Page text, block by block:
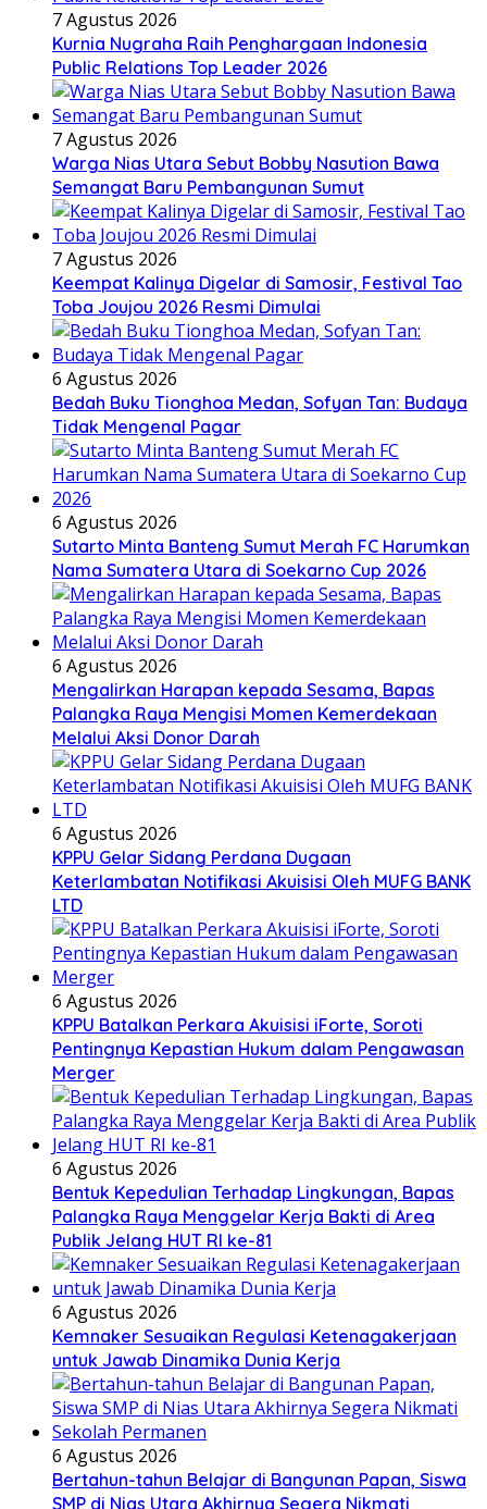
7 Agustus 2026
Kurnia Nugraha Raih Penghargaan Indonesia
Public Relations Top Leader 2026
7 Agustus 2026
Warga Nias Utara Sebut Bobby Nasution Bawa
Semangat Baru Pembangunan Sumut
7 Agustus 2026
Keempat Kalinya Digelar di Samosir, Festival Tao
Toba Joujou 2026 Resmi Dimulai
6 Agustus 2026
Bedah Buku Tionghoa Medan, Sofyan Tan: Budaya
Tidak Mengenal Pagar
6 Agustus 2026
Sutarto Minta Banteng Sumut Merah FC Harumkan
Nama Sumatera Utara di Soekarno Cup 2026
6 Agustus 2026
Mengalirkan Harapan kepada Sesama, Bapas
Palangka Raya Mengisi Momen Kemerdekaan
Melalui Aksi Donor Darah
6 Agustus 2026
KPPU Gelar Sidang Perdana Dugaan
Keterlambatan Notifikasi Akuisisi Oleh MUFG BANK
LTD
6 Agustus 2026
KPPU Batalkan Perkara Akuisisi iForte, Soroti
Pentingnya Kepastian Hukum dalam Pengawasan
Merger
6 Agustus 2026
Bentuk Kepedulian Terhadap Lingkungan, Bapas
Palangka Raya Menggelar Kerja Bakti di Area
Publik Jelang HUT RI ke-81
6 Agustus 2026
Kemnaker Sesuaikan Regulasi Ketenagakerjaan
untuk Jawab Dinamika Dunia Kerja
6 Agustus 2026
Bertahun-tahun Belajar di Bangunan Papan, Siswa
SMP di Nias Utara Akhirnya Segera Nikmati